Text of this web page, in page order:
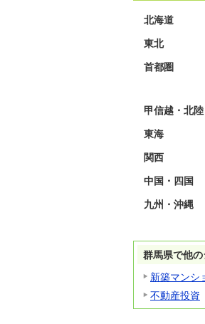
北海道
東北
首都圏
甲信越・北陸
東海
関西
中国・四国
九州・沖縄
群馬県で他
新築マンシ
不動産投資